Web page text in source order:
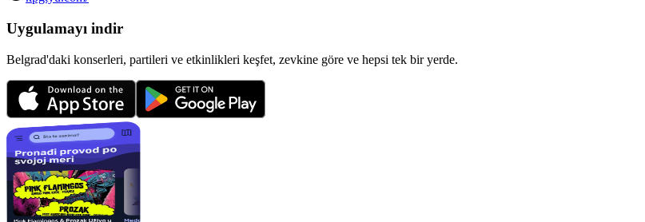
Uygulamayı indir
Belgrad'daki konserleri, partileri ve etkinlikleri keşfet, zevkine göre ve hepsi tek bir yerde.